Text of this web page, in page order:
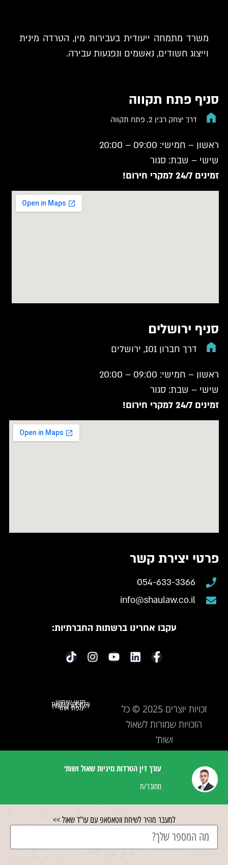
משרד מתמחה ייעודית בעבירות מין, הטרדה מינית
וייצוג חשודים, נאשמים ונפגעות עבירה.
סניף פתח תקווה
דרך יצחק רבין 2, פתח תקווה
ראשון – חמישי: 09:00 – 20:00
שישי – שבת: סגור
זמינים 24/7 למקרי חירום!
סניף ירושלים
דרך חברון 101, ירושלים
ראשון – חמישי: 09:00 – 20:00
שישי – שבת: סגור
זמינים 24/7 למקרי חירום!
פרטי יצירת קשר
054-633-3366
info@shaulaw.co.il
עקבו אחרינו ברשתות החברתיות:
זכויות יוצרים 2025 © כל
הזכויות שמורות לשאול
ושות'
תנאי שימוש
מדיניות פרטיות
הצהרת נגישות
מפת אתר
עורך דין הטרדות מיניות שאול ושות׳
מחובר/ת
למעבר מהיר לשיחת ווטאסאפ עם עו"ד שאול >>